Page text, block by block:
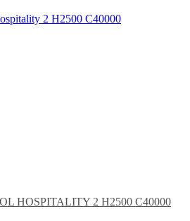
HOSPITALITY 2 H2500 C40000